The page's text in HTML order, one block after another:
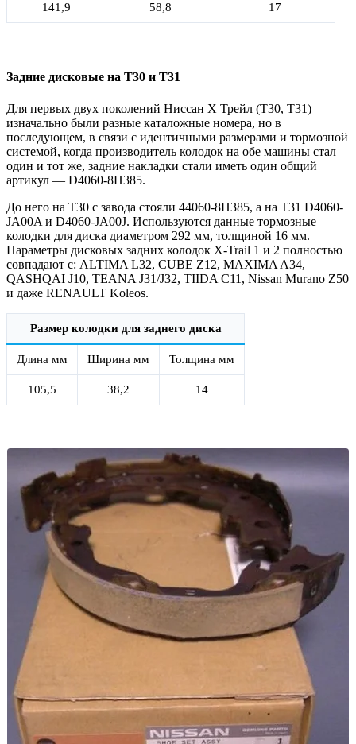
141,9 58,8 17
Задние дисковые на Т30 и Т31
Для первых двух поколений Ниссан Х Трейл (T30, T31)
изначально были разные каталожные номера, но в
последующем, в связи с идентичными размерами и тормозной
системой, когда производитель колодок на обе машины стал
один и тот же, задние накладки стали иметь один общий
артикул — D4060-8H385.
До него на Т30 с завода стояли 44060-8H385, а на Т31 D4060-
JA00A и D4060-JA00J. Используются данные тормозные
колодки для диска диаметром 292 мм, толщиной 16 мм.
Параметры дисковых задних колодок X-Trail 1 и 2 полностью
совпадают с: ALTIMA L32, CUBE Z12, MAXIMA A34,
QASHQAI J10, TEANA J31/J32, TIIDA C11, Nissan Murano Z50
и даже RENAULT Koleos.
Размер колодки для заднего диска
Длина мм Ширина мм Толщина мм
105,5 38,2 14